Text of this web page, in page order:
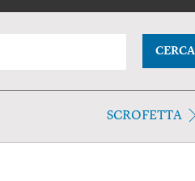
CERCA
SCROFETTA